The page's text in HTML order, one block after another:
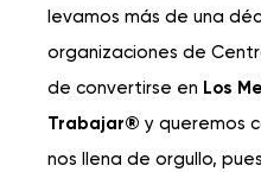
levamos más de una
organizaciones de
de convertirse en Los
Trabajar® y queremos
nos llena de orgullo,